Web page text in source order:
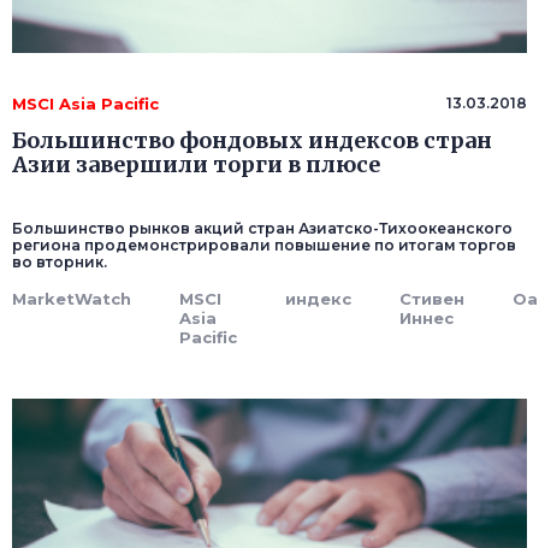
MSCI Asia Pacific 13.03.2018
Большинство фондовых индексов стран
Азии завершили торги в плюсе
Большинство рынков акций стран Азиатско-Тихоокеанского
региона продемонстрировали повышение по итогам торгов
во вторник.
MarketWatch
MSCI
Asia
Pacific
индекс
Стивен
Иннес